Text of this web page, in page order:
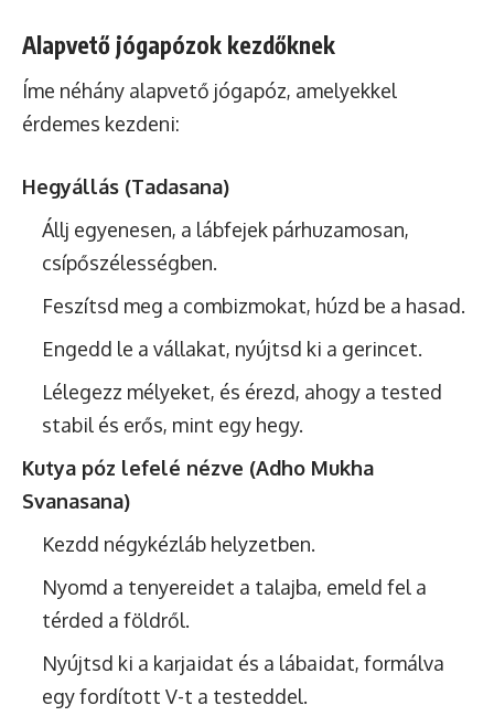
Alapvető jógapózok kezdőknek
Íme néhány alapvető jógapóz, amelyekkel
érdemes kezdeni:
Hegyállás (Tadasana)
Állj egyenesen, a lábfejek párhuzamosan,
csípőszélességben.
Feszítsd meg a combizmokat, húzd be a hasad.
Engedd le a vállakat, nyújtsd ki a gerincet.
Lélegezz mélyeket, és érezd, ahogy a tested
stabil és erős, mint egy hegy.
Kutya póz lefelé nézve (Adho Mukha
Svanasana)
Kezdd négykézláb helyzetben.
Nyomd a tenyereidet a talajba, emeld fel a
térded a földről.
Nyújtsd ki a karjaidat és a lábaidat, formálva
egy fordított V-t a testeddel.